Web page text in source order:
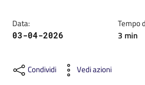
e
i
S
r
Data:
03-04-2026
Tempo
3 min
Condividi Vedi azioni